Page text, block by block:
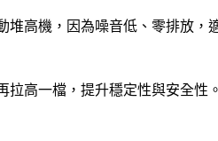
高機，因為噪音低、零排放，
高一檔，提升穩定性與安全性。